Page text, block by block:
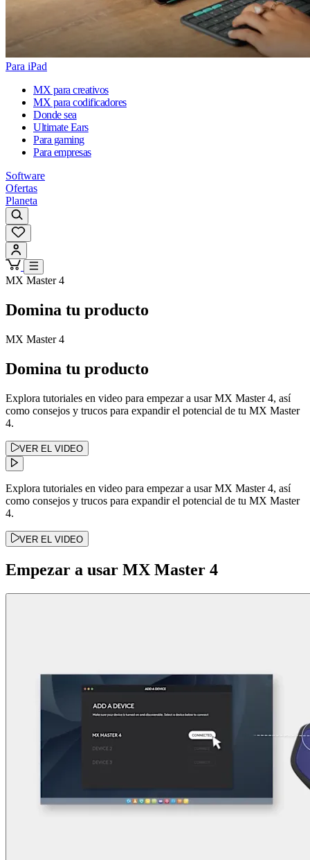
Para iPad
MX para creativos
MX para codificadores
Donde sea
Ultimate Ears
Para gaming
Para empresas
Software
Ofertas
Planeta
MX Master 4
Domina tu producto
MX Master 4
Domina tu producto
Explora tutoriales en video para empezar a usar MX Master 4, así
como consejos y trucos para expandir el potencial de tu MX Master
4.
VER EL VIDEO
Explora tutoriales en video para empezar a usar MX Master 4, así
como consejos y trucos para expandir el potencial de tu MX Master
4.
VER EL VIDEO
Empezar a usar MX Master 4